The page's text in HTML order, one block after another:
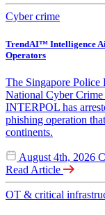
Cyber crime
TrendAI™ Intelligence
Operators
The Singapore
National Cyber
INTERPOL has
phishing operation
continents.
August 4th, 2026
Read Article
OT & critical